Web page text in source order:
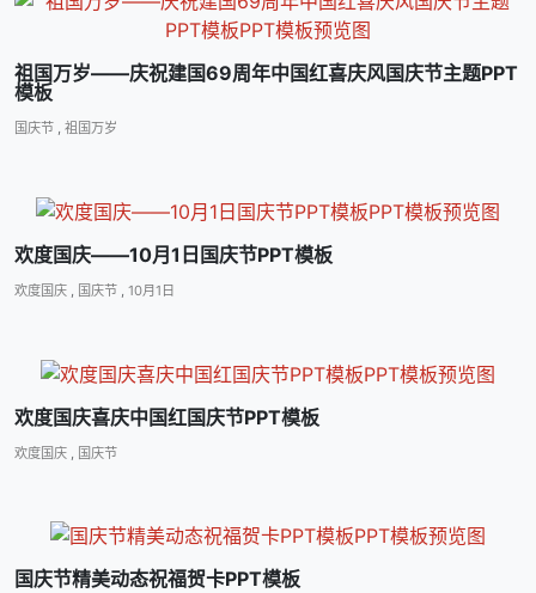
祖国万岁――庆祝建国69周年中国红喜庆风国庆节主题PPT
模板
国庆节 , 祖国万岁
欢度国庆――10月1日国庆节PPT模板
欢度国庆 , 国庆节 , 10月1日
欢度国庆喜庆中国红国庆节PPT模板
欢度国庆 国庆节
国庆节精美动态祝福贺卡PPT模板